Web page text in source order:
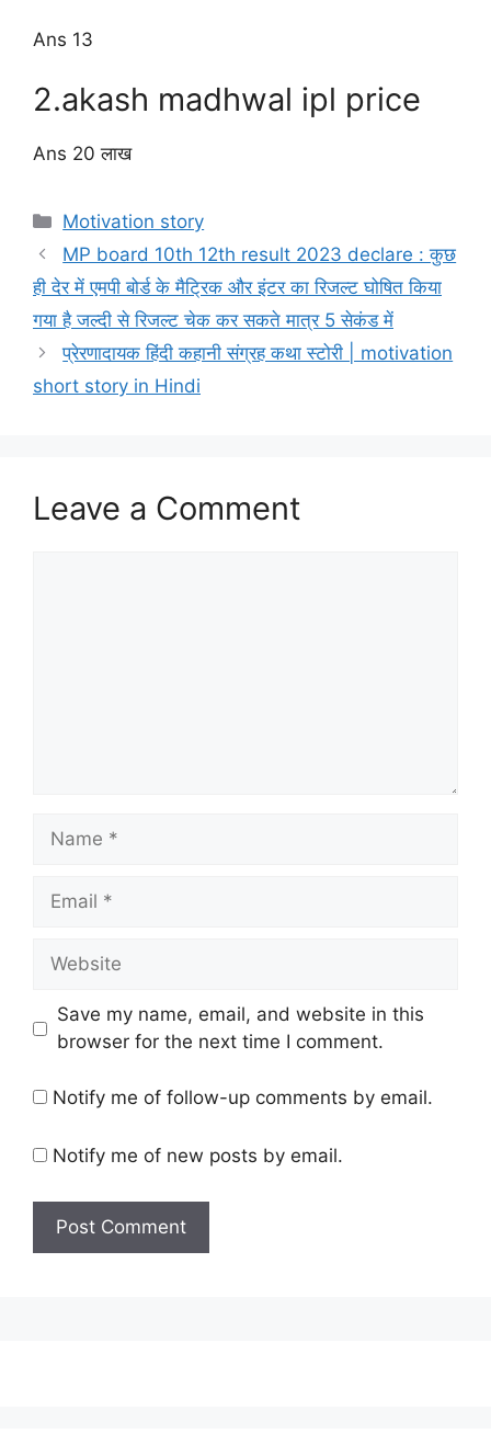
Ans 13
2.akash madhwal ipl price
Ans 20 लाख
Categories
Motivation story
MP board 10th 12th result 2023 declare : कुछ
ही देर में एमपी बोर्ड के मैट्रिक और इंटर का रिजल्ट घोषित किया
गया है जल्दी से रिजल्ट चेक कर सकते मात्र 5 सेकंड में
प्रेरणादायक हिंदी कहानी संग्रह कथा स्टोरी | motivation
short story in Hindi
Leave a Comment
Name
Email
Website
Save my name, email, and website in this
browser for the next time I comment.
Notify me of follow-up comments by email.
Notify me of new posts by email.